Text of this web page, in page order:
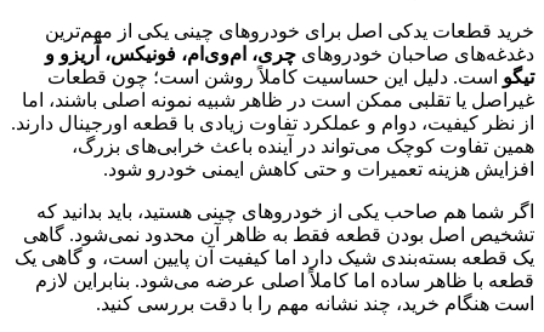
خرید قطعات یدکی اصل برای خودروهای چینی یکی از مهم‌ترین
دغدغه‌های صاحبان خودروهای چری، ام‌وی‌ام، فونیکس، آریزو و
تیگو است. دلیل این حساسیت کاملاً روشن است؛ چون قطعات
غیراصل یا تقلبی ممکن است در ظاهر شبیه نمونه اصلی باشند، اما
از نظر کیفیت، دوام و عملکرد تفاوت زیادی با قطعه اورجینال دارند.
همین تفاوت کوچک می‌تواند در آینده باعث خرابی‌های بزرگ،
افزایش هزینه تعمیرات و حتی کاهش ایمنی خودرو شود.
اگر شما هم صاحب یکی از خودروهای چینی هستید، باید بدانید که
تشخیص اصل بودن قطعه فقط به ظاهر آن محدود نمی‌شود. گاهی
یک قطعه بسته‌بندی شیک دارد اما کیفیت آن پایین است، و گاهی یک
قطعه با ظاهر ساده اما کاملاً اصلی عرضه می‌شود. بنابراین لازم
است هنگام خرید، چند نشانه مهم را با دقت بررسی کنید.